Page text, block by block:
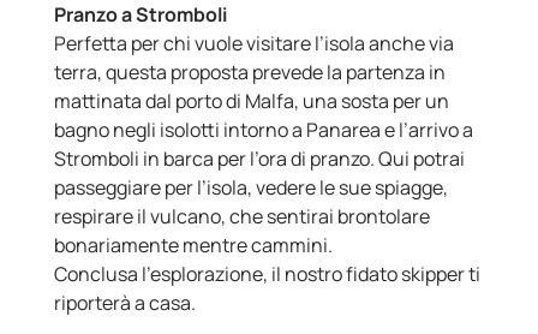
Pranzo a Stromboli
Perfetta per chi vuole visitare l’isola anche via
terra, questa proposta prevede la partenza in
mattinata dal porto di Malfa, una sosta per un
bagno negli isolotti intorno a Panarea e l’arrivo a
Stromboli in barca per l’ora di pranzo. Qui potrai
passeggiare per l’isola, vedere le sue spiagge,
respirare il vulcano, che sentirai brontolare
bonariamente mentre cammini.
Conclusa l’esplorazione, il nostro fidato skipper ti
riporterà a casa.